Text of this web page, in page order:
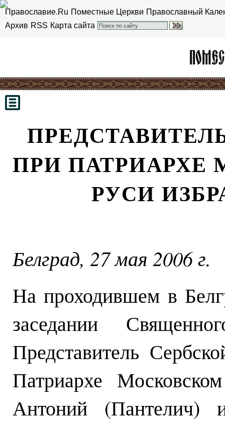
Православие.Ru Поместные Церкви Православный
Архив RSS Карта сайта
ПРИ ПАТРИАРХЕ
РУСИ
Белград, 27 мая 2006 г.
На проходившем в
заседании
Представитель
Патриархе
Антоний (Пантелич)